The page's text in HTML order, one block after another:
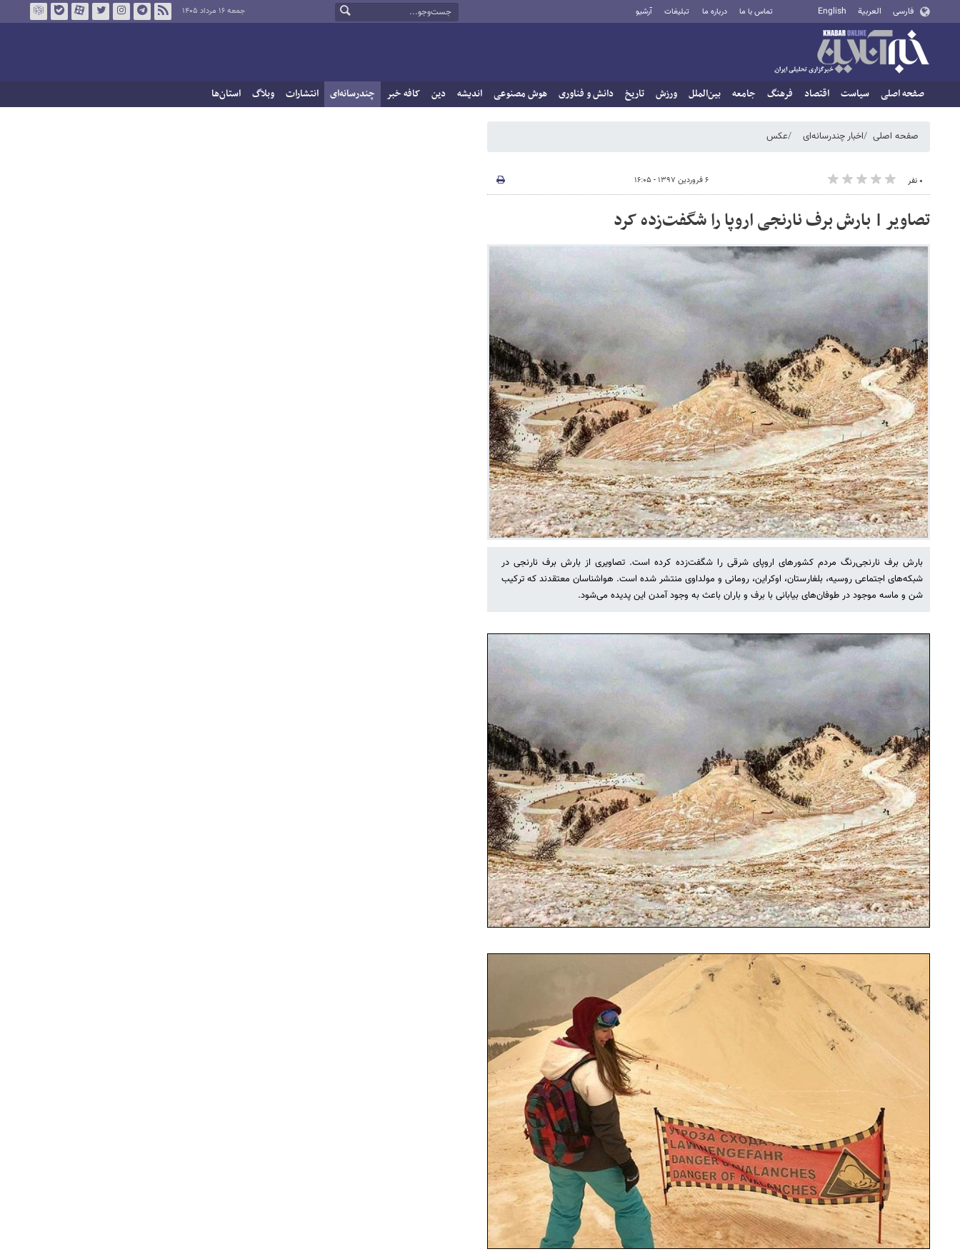
فارسی العربية English تماس با ما درباره ما تبلیغات آرشیو جمعه ۱۶ مرداد ۱۴۰۵
صفحه اصلی سیاست اقتصاد فرهنگ جامعه بین‌الملل ورزش تاریخ دانش و فناوری هوش مصنوعی اندیشه دین کافه خبر چندرسانه‌ای انتشارات وبلاگ استان‌ها
صفحه اصلی اخبار چندرسانه‌ای عکس
۰ نفر ۶ فروردین ۱۳۹۷ - ۱۶:۰۵
تصاویر | بارش برف نارنجی اروپا را شگفت‌زده کرد
بارش برف نارنجی‌رنگ مردم کشورهای اروپای شرقی را شگفت‌زده کرده است. تصاویری از بارش برف نارنجی در
شبکه‌های اجتماعی روسیه، بلغارستان، اوکراین، رومانی و مولداوی منتشر شده است. هواشناسان معتقدند که ترکیب
شن و ماسه موجود در طوفان‌های بیابانی با برف و باران باعث به وجود آمدن این پدیده می‌شود.